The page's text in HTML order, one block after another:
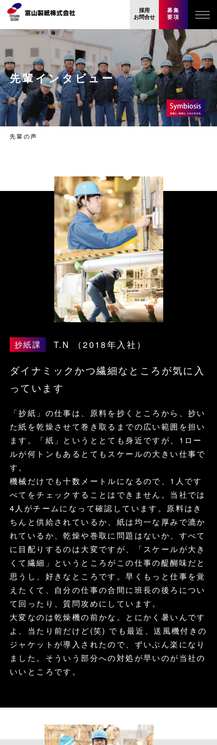
採用
お問合せ
募集
要項
先輩インタビュー
先輩の声
抄紙課 T.N （2018年入社）
ダイナミックかつ繊細なところが気に入
っています
「抄紙」の仕事は、原料を抄くところから、抄い
た紙を乾燥させて巻き取るまでの広い範囲を担い
ます。「紙」というととても身近ですが、1ロー
ルが何トンもあるとてもスケールの大きい仕事で
す。
機械だけでも十数メートルになるので、1人です
べてをチェックすることはできません。当社では
4人がチームになって確認しています。原料はき
ちんと供給されているか、紙は均一な厚みで漉か
れているか、乾燥や巻取に問題はないか、すべて
に目配りするのは大変ですが、「スケールが大き
くて繊細」というところがこの仕事の醍醐味だと
思うし、好きなところです。早くもっと仕事を覚
えたくて、自分の仕事の合間に班長の後ろについ
て回ったり、質問攻めにしています。
大変なのは乾燥機の前かな。とにかく暑いんです
よ、当たり前だけど(笑) でも最近、送風機付きの
ジャケットが導入されたので、ずいぶん楽になり
ました。そういう部分への対処が早いのが当社の
いいところです。